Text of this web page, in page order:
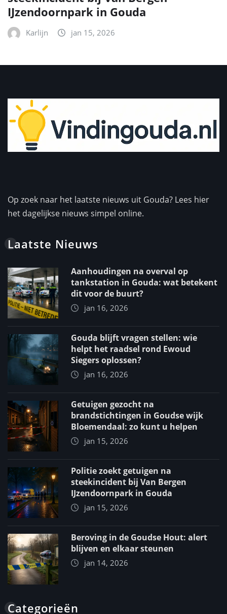
IJzendoornpark in Gouda
Karlijn jan 15, 2026
Op zoek naar het laatste nieuws uit Gouda? Lees hier
het dagelijkse nieuws simpel online.
Laatste Nieuws
Aanhoudingen na overval op
tankstation in Gouda: wat betekent
dit voor de buurt?
jan 16, 2026
Gouda blijft vragen stellen: wie
helpt het raadsel rond Ewoud
Siegers oplossen?
jan 16, 2026
Getuigen gezocht na
brandstichtingen in Goudse wijk
Bloemendaal: zo kunt u helpen
jan 15, 2026
Politie zoekt getuigen na
steekincident bij Van Bergen
IJzendoornpark in Gouda
jan 15, 2026
Beroving in de Goudse Hout: alert
blijven en elkaar steunen
jan 14, 2026
Categorieën